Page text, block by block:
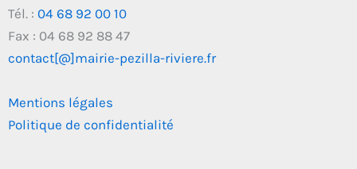
Tél. : 04 68 92 00 10
Fax : 04 68 92 88 47
contact[@]mairie-pezilla-riviere.fr
Mentions légales
Politique de confidentialité